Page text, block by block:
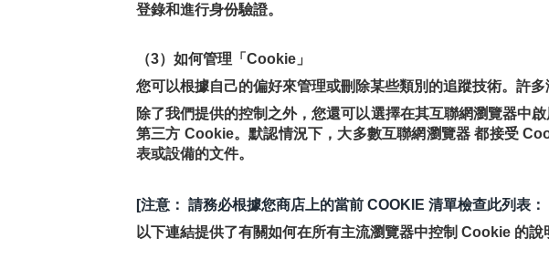
登錄和進行身份驗證。
（3）如何管理「Cookie」
您可以根據自己的偏好來管理或刪除某些類別的追蹤技術。許
除了我們提供的控制之外，您還可以選擇在其互聯網瀏覽器中
第三方 Cookie。默認情況下，大多數互聯網瀏覽器 都接受
表或設備的文件。
[注意： 請務必根據您商店上的當前 COOKIE 清單檢查此列表：
以下連結提供了有關如何在所有主流瀏覽器中控制 Cookie 的說